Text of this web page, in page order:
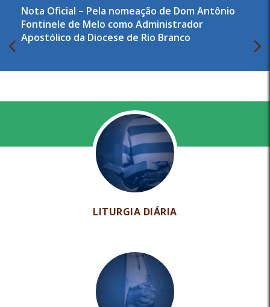
Nota Oficial – Pela nomeação de Dom Antônio
Fontinele de Melo como Administrador
Apostólico da Diocese de Rio Branco
LITURGIA DIÁRIA